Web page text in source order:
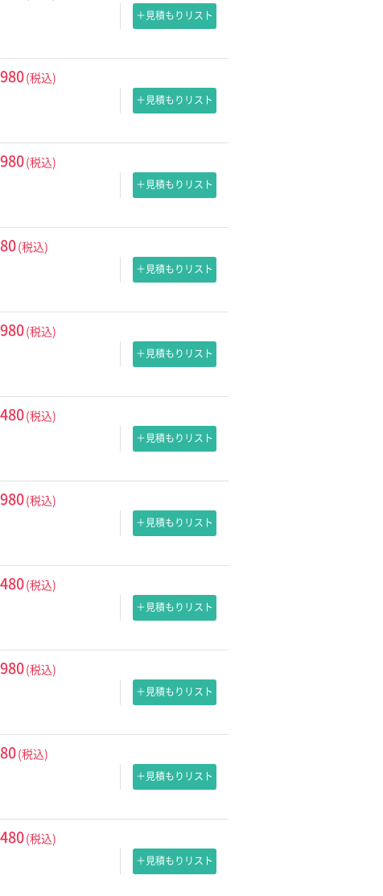
＋見積もりリスト
(税込)
＋見積もりリスト
(税込)
＋見積もりリスト
(税込)
＋見積もりリスト
(税込)
＋見積もりリスト
(税込)
＋見積もりリスト
(税込)
＋見積もりリスト
(税込)
＋見積もりリスト
(税込)
＋見積もりリスト
(税込)
＋見積もりリスト
(税込)
＋見積もりリスト